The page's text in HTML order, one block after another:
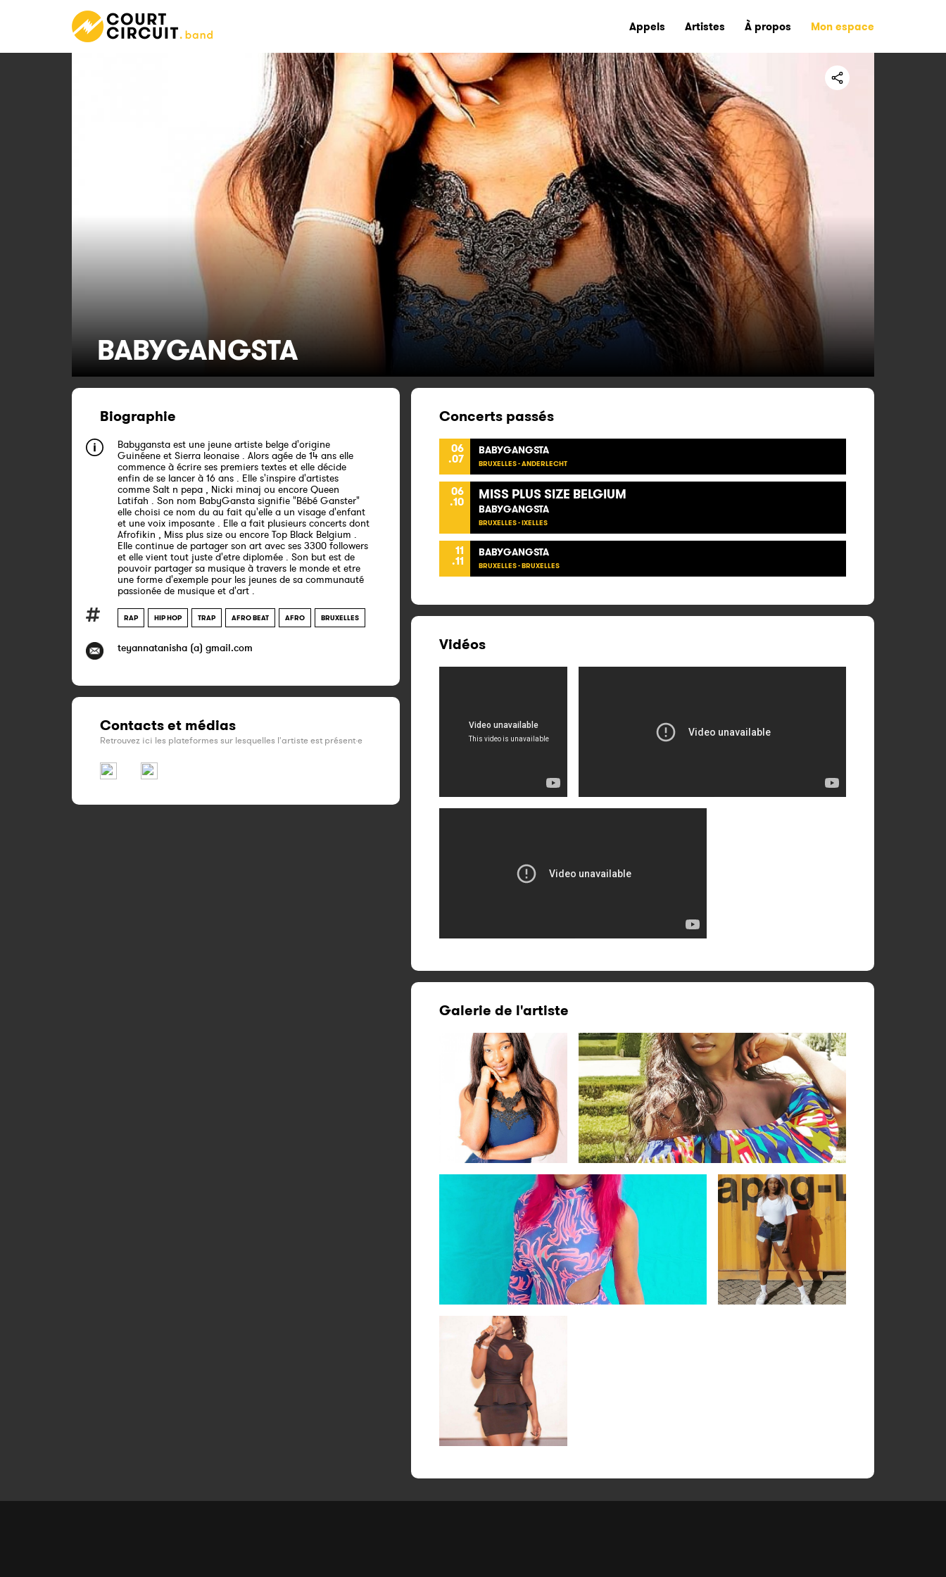
Appels Artistes À propos Mon espace
BABYGANGSTA
Biographie
Babygansta est une jeune artiste belge d'origine
Guinéene et Sierra leonaise . Alors agée de 14 ans elle
commence à écrire ses premiers textes et elle décide
enfin de se lancer à 16 ans . Elle s'inspire d'artistes
comme Salt n pepa , Nicki minaj ou encore Queen
Latifah . Son nom BabyGansta signifie "Bébé Ganster"
elle choisi ce nom du au fait qu'elle a un visage d'enfant
et une voix imposante . Elle a fait plusieurs concerts dont
Afrofikin , Miss plus size ou encore Top Black Belgium .
Elle continue de partager son art avec ses 3300 followers
et elle vient tout juste d'etre diplomée . Son but est de
pouvoir partager sa musique à travers le monde et etre
une forme d'exemple pour les jeunes de sa communauté
passionée de musique et d'art .
RAP HIP HOP TRAP AFRO BEAT AFRO BRUXELLES
teyannatanisha (a) gmail.com
Contacts et médias
Retrouvez ici les plateformes sur lesquelles l'artiste est présent·e
Concerts passés
06
.07
BABYGANGSTA
BRUXELLES - ANDERLECHT
06
.10 MISS PLUS SIZE BELGIUM
BABYGANGSTA
BRUXELLES - IXELLES
11
.11
BABYGANGSTA
BRUXELLES - BRUXELLES
Vidéos
Galerie de l'artiste